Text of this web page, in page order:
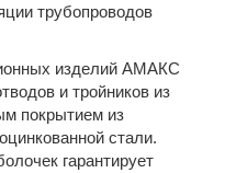
трубопроводов
изделий АМАКС
и тройников из
покрытием из
стали.
гарантирует